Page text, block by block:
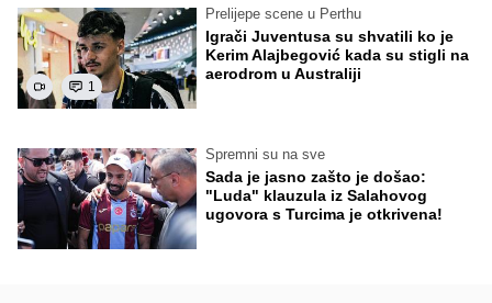
1
Prelijepe scene u Perthu
Igrači Juventusa su shvatili ko je
Kerim Alajbegović kada su stigli na
aerodrom u Australiji
Spremni su na sve
Sada je jasno zašto je došao:
"Luda" klauzula iz Salahovog
ugovora s Turcima je otkrivena!